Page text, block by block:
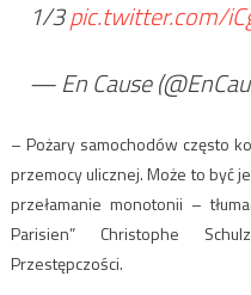
1/3pic.twitter.com/
— En Cause
– Pożary samochodów często
przemocy ulicznej. Może to być
przełamanie monotonii –
Parisien” Christophe
Przestępczości.